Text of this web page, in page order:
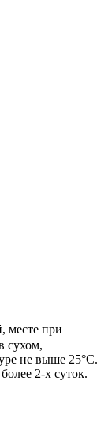
месте при
сухом,
не выше 25°С.
2-х суток.